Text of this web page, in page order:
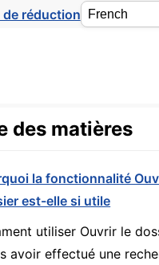
de réduction
des matières
la fonctionnalité
est-elle si utile
utiliser Ouvrir le
avoir effectué une